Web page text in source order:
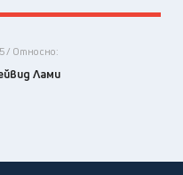
/ Относно:
Лами